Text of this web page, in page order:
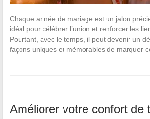
Chaque année de mariage est un jalon
idéal pour célébrer l’union et renforcer les
Pourtant, avec le temps, il peut devenir un
façons uniques et mémorables de marquer
Améliorer votre confort de